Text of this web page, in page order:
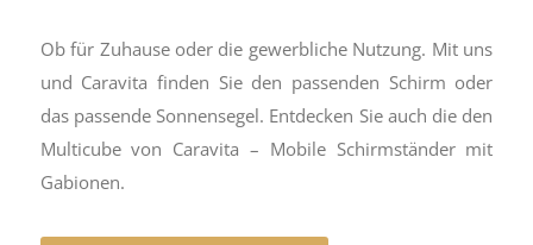
Ob für Zuhause oder die gewerbliche Nutzung. Mit uns
und Caravita finden Sie den passenden Schirm oder
das passende Sonnensegel. Entdecken Sie auch die den
Multicube von Caravita – Mobile Schirmständer mit
Gabionen.